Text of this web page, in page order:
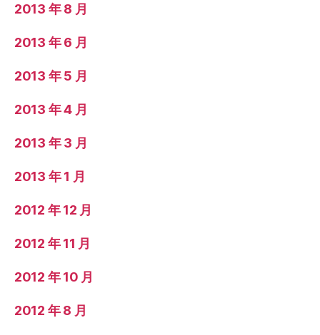
2013 年 8 月
2013 年 6 月
2013 年 5 月
2013 年 4 月
2013 年 3 月
2013 年 1 月
2012 年 12 月
2012 年 11 月
2012 年 10 月
2012 年 8 月